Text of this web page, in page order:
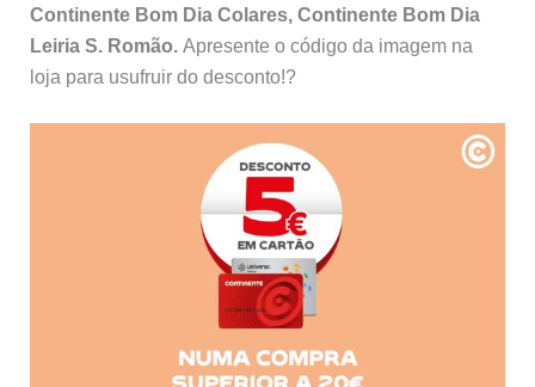
Continente Bom Dia Colares, Continente Bom Dia
Leiria S. Romão.Apresente o código da imagem na
loja para usufruir do desconto!?